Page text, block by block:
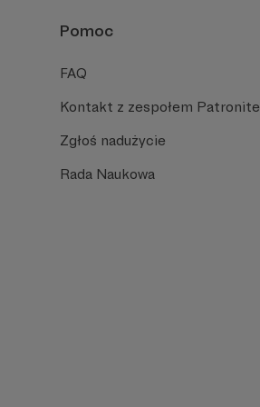
Pomoc
FAQ
Kontakt z zespołem Patronite
Zgłoś nadużycie
Rada Naukowa